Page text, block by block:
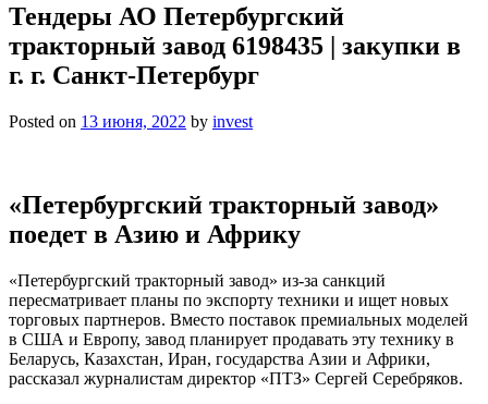
Тендеры АО Петербургский
тракторный завод 6198435 | закупки в
г. г. Санкт-Петербург
Posted on 13 июня, 2022 by invest
«Петербургский тракторный завод»
поедет в Азию и Африку
«Петербургский тракторный завод» из-за санкций
пересматривает планы по экспорту техники и ищет новых
торговых партнеров. Вместо поставок премиальных моделей
в США и Европу, завод планирует продавать эту технику в
Беларусь, Казахстан, Иран, государства Азии и Африки,
рассказал журналистам директор «ПТЗ» Сергей Серебряков.